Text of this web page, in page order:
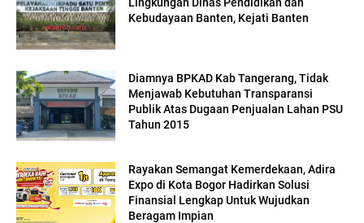
Kebudayaan Banten, Kejati Banten
Diamnya BPKAD Kab Tangerang, Tidak
Menjawab Kebutuhan Transparansi
Publik Atas Dugaan Penjualan Lahan PSU
Tahun 2015
Rayakan Semangat Kemerdekaan, Adira
Expo di Kota Bogor Hadirkan Solusi
Finansial Lengkap Untuk Wujudkan
Beragam Impian